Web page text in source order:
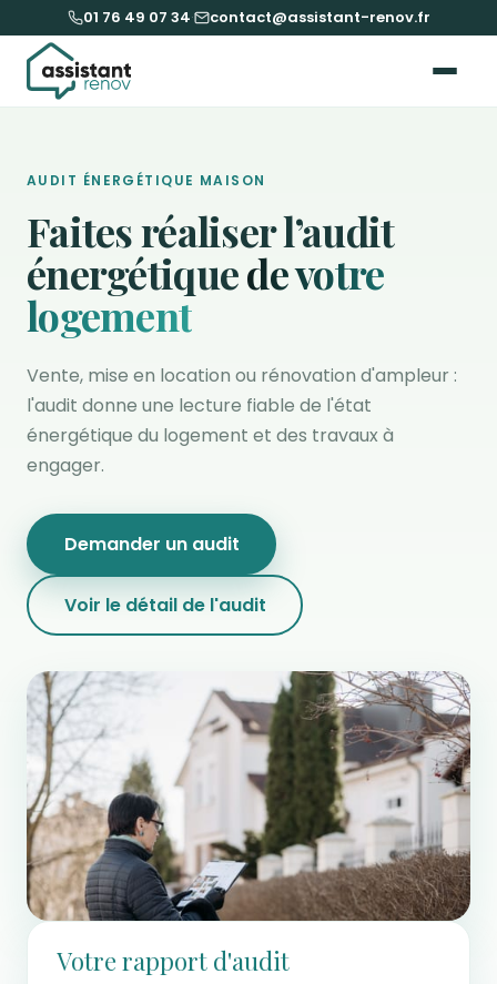
01 76 49 07 34· contact@assistant-renov.fr
AUDIT ÉNERGÉTIQUE MAISON
Faites réaliser l’audit
énergétiquede votre
logement
Vente, mise en location ou rénovation d'ampleur :
l'audit donne une lecture fiable de l'état
énergétique du logement et des travaux à
engager.
Demander un audit
Voir le détail de l'audit
Votre rapport d'audit